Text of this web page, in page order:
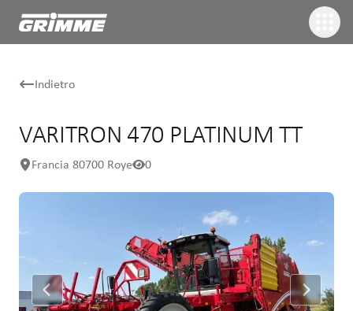
Indietro
VARITRON 470 PLATINUM TT
Francia 80700 Roye 0